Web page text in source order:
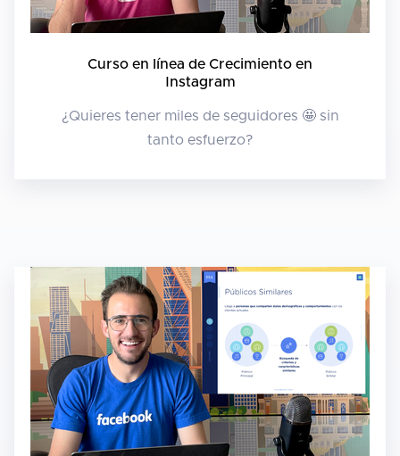
Curso en línea de Crecimiento en
Instagram
¿Quieres tener miles de seguidores 🤩 sin
tanto esfuerzo?